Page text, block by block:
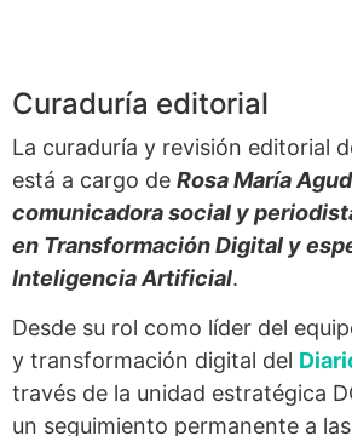
Curaduría editorial
La curaduría y revisión editorial
está a cargo de Rosa María
comunicadora social y
en Transformación Digital y
Inteligencia Artificial.
Desde su rol como líder del
y transformación digital del
través de la unidad estratégica
un seguimiento permanente a